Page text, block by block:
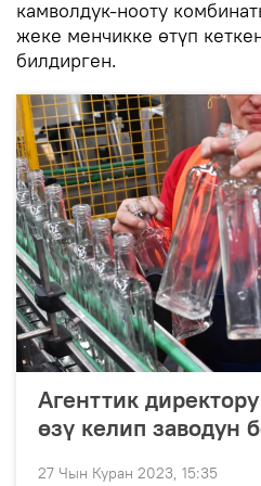
камволдук-нооту
жеке менчикке өтүп
билдирген.
Агенттик
өзү келип заводун
27 Чын Куран 2023, 15:35